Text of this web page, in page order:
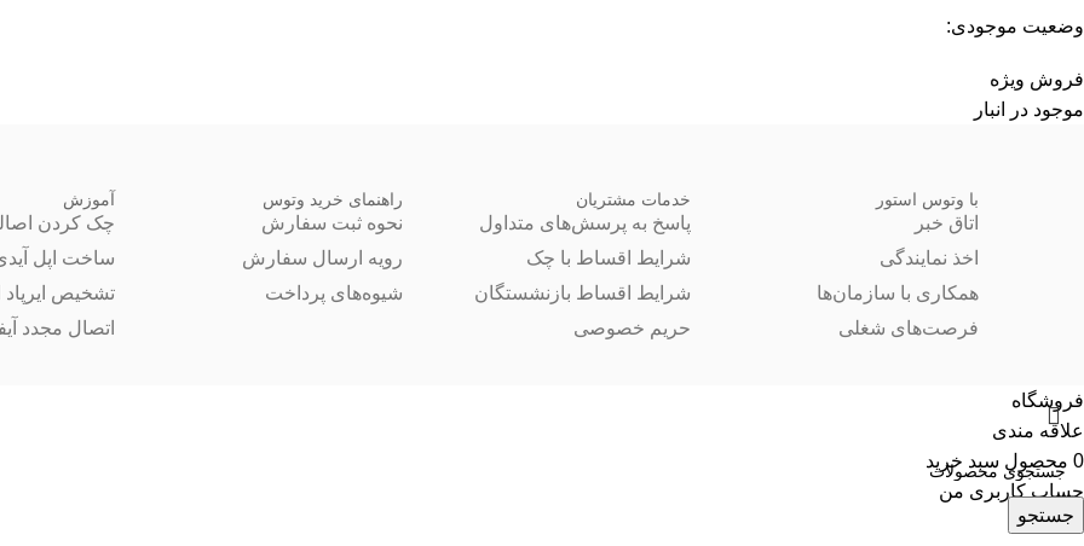
وضعیت موجودی:
فروش ویژه
موجود در انبار
با وتوس استور
اتاق خبر
اخذ نمایندگی
همکاری با سازمان‌ها
فرصت‌های شغلی
خدمات مشتریان
پاسخ به پرسش‌های متداول
شرایط اقساط با چک
شرایط اقساط بازنشستگان
حریم خصوصی
راهنمای خرید وتوس
نحوه ثبت سفارش
رویه ارسال سفارش
شیوه‌های پرداخت
آموزش
چک کردن
ساخت اپل
تشخیص
اتصال مجدد آیفون 14
جستجو
فروشگاه
علاقه مندی
0 محصول سبد خرید
حساب کاربری من